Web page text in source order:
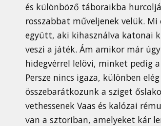
és különböző táboraikba
rosszabbat műveljenek velük.
együtt, aki kihasználva katonai
veszi a játék. Ám amikor már
hidegvérrel lelövi, minket pedig
Persze nincs igaza, különben
összebarátkozunk a sziget
vethessenek Vaas és kalózai
van a sztoriban, amelyeket kár